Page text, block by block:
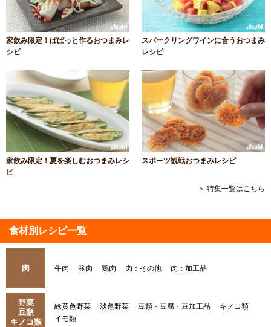
家飲み限定！ぱぱっと作るおつまみレ
シピ
スパークリングワインに合うおつまみ
レシピ
家飲み限定！夏を楽しむおつまみレシ
ピ
スポーツ観戦おつまみレシピ
＞ 特集一覧はこちら
食材別レシピ一覧
肉 牛肉 豚肉 鶏肉 肉：その他 肉：加工品
野菜
豆類
キノコ類
緑黄色野菜 淡色野菜 豆類・豆腐・豆加工品
キノコ類
イモ類